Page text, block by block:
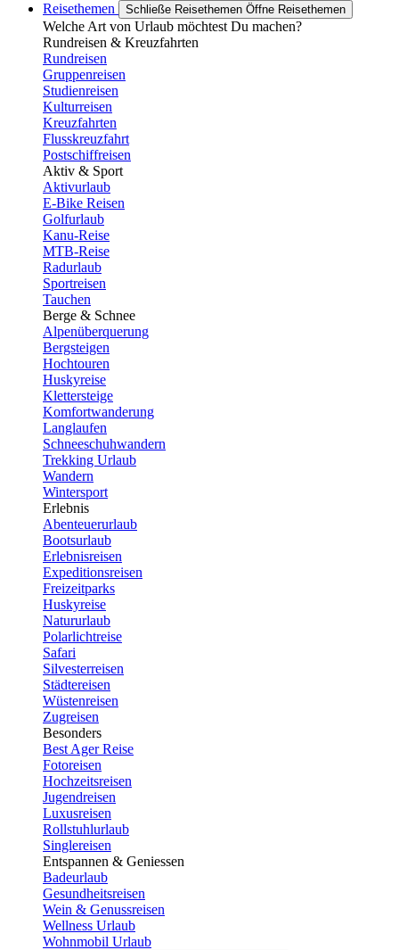
Reisethemen
Schließe Reisethemen Öffne Reisethemen
Welche Art von Urlaub möchtest Du machen?
Rundreisen & Kreuzfahrten
Rundreisen
Gruppenreisen
Studienreisen
Kulturreisen
Kreuzfahrten
Flusskreuzfahrt
Postschiffreisen
Aktiv & Sport
Aktivurlaub
E-Bike Reisen
Golfurlaub
Kanu-Reise
MTB-Reise
Radurlaub
Sportreisen
Tauchen
Berge & Schnee
Alpenüberquerung
Bergsteigen
Hochtouren
Huskyreise
Klettersteige
Komfortwanderung
Langlaufen
Schneeschuhwandern
Trekking Urlaub
Wandern
Wintersport
Erlebnis
Abenteuerurlaub
Bootsurlaub
Erlebnisreisen
Expeditionsreisen
Freizeitparks
Huskyreise
Natururlaub
Polarlichtreise
Safari
Silvesterreisen
Städtereisen
Wüstenreisen
Zugreisen
Besonders
Best Ager Reise
Fotoreisen
Hochzeitsreisen
Jugendreisen
Luxusreisen
Rollstuhlurlaub
Singlereisen
Entspannen & Geniessen
Badeurlaub
Gesundheitsreisen
Wein & Genussreisen
Wellness Urlaub
Wohnmobil Urlaub